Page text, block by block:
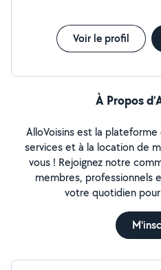
Voir le profil
À Propos
AlloVoisins est la
services et à la location de
vous ! Rejoignez notre
membres, professionnels
votre quotidien